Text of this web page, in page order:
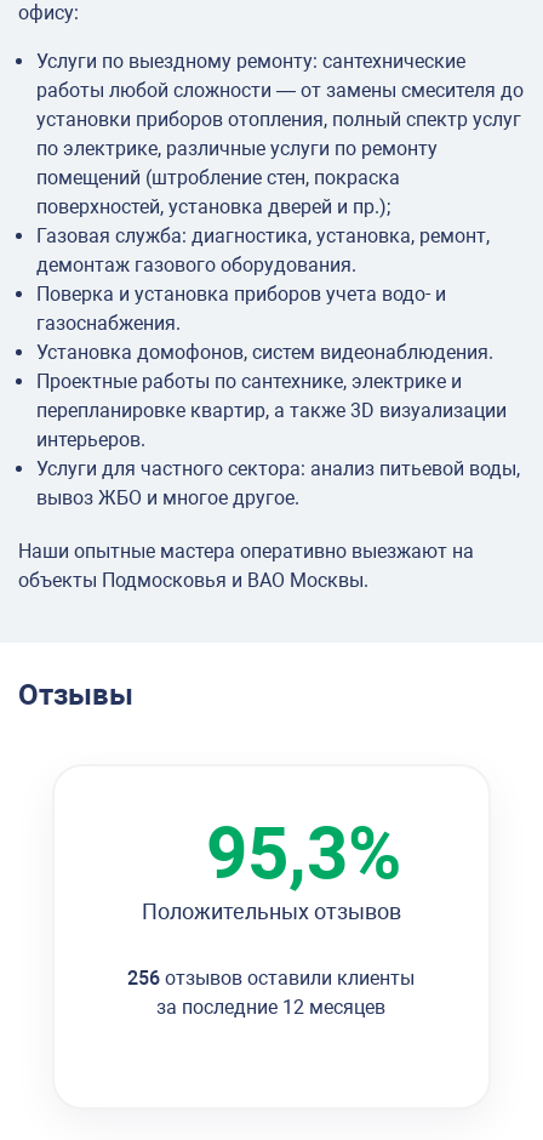
офису:
Услуги по выездному ремонту: сантехнические
работы любой сложности — от замены смесителя до
установки приборов отопления, полный спектр услуг
по электрике, различные услуги по ремонту
помещений (штробление стен, покраска
поверхностей, установка дверей и пр.);
Газовая служба: диагностика, установка, ремонт,
демонтаж газового оборудования.
Поверка и установка приборов учета водо- и
газоснабжения.
Установка домофонов, систем видеонаблюдения.
Проектные работы по сантехнике, электрике и
перепланировке квартир, а также 3D визуализации
интерьеров.
Услуги для частного сектора: анализ питьевой воды,
вывоз ЖБО и многое другое.
Наши опытные мастера оперативно выезжают на
объекты Подмосковья и ВАО Москвы.
Отзывы
95,3%
Положительных отзывов
256 отзывов оставили клиенты
за последние 12 месяцев